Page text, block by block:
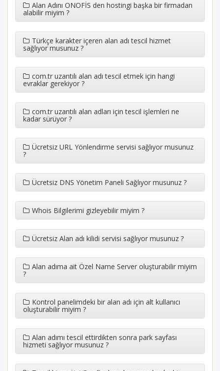
Alan Adını ONOFİS den hostingi başka bir firmadan
alabilir miyim ?
Türkçe karakter içeren alan adı tescil hizmet
sağlıyor musunuz ?
com.tr uzantılı alan adı tescil etmek için hangi
evraklar gerekiyor ?
com.tr uzantılı alan adları için tescil işlemleri ne
kadar sürüyor ?
Ücretsiz URL Yönlendirme servisi sağlıyor musunuz
?
Ücretsiz DNS Yönetim Paneli Sağlıyor musunuz ?
Whois Bilgilerimi gizleyebilir miyim ?
Ücretsiz Alan adı kilidi servisi sağlıyor musunuz ?
Alan adıma ait Özel Name Server oluşturabilir miyim
?
Kontrol panelimdeki bir alan adı için alt kullanıcı
oluşturabilir miyim ?
Alan adımı tescil ettirdikten sonra park sayfası
hizmeti sağlıyor musunuz ?